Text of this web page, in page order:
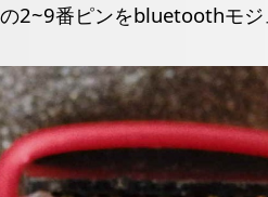
2~9番ピンをbluetoothモジ